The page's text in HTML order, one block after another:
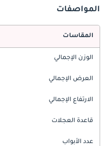
المواصفات
المقاسات
الوزن الإجمالي
العرض الإجمالي
الارتفاع الإجمالي
قاعدة العجلات
عدد الأبواب